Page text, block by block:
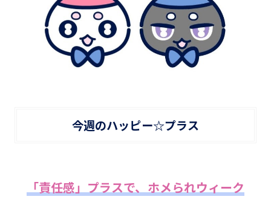
今週のハッピー☆プラス
「責任感」プラスで、ホメられウィーク